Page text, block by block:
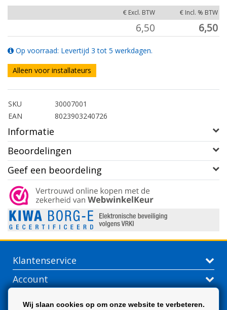
€ Excl. BTW € Incl. % BTW
6,50 6,50
Op voorraad: Levertijd 3 tot 5 werkdagen.
Alleen voor installateurs
SKU
30007001
EAN
8023903240726
Informatie
Beoordelingen
Geef een beoordeling
Klantenservice
Account
Wij slaan cookies op om onze website te verbeteren.